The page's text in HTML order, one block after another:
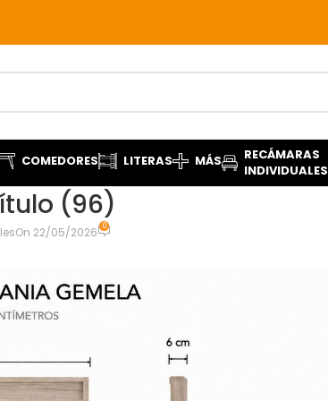
COMEDORES LITERAS MÁS
RECÁMARAS
INDIVIDUALES
(96)
On 22/05/2026 0